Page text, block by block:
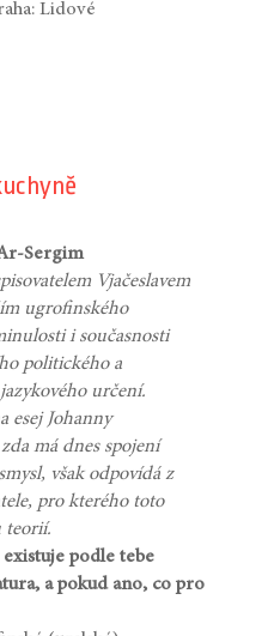
Lidové
Sergim
Vjačeslavem
ugrofinského
i současnosti
politického a
určení.
esej Johanny
má dnes spojení
však odpovídá z
pro kterého toto
teorií.
podle tebe
a pokud ano, co pro